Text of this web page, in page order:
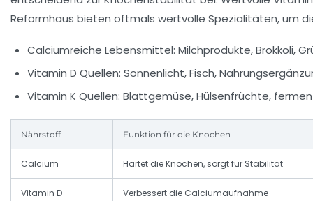
Reformhaus bieten oftmals wertvolle Spezialitäten, um
Calciumreiche Lebensmittel: Milchprodukte, Brokkoli,
Vitamin D Quellen: Sonnenlicht, Fisch,
Vitamin K Quellen: Blattgemüse, Hülsenfrüchte,
Nährstoff Funktion für die Knochen
Calcium Härtet die Knochen, sorgt für Stabilität
Vitamin D Verbessert die Calciumaufnahme